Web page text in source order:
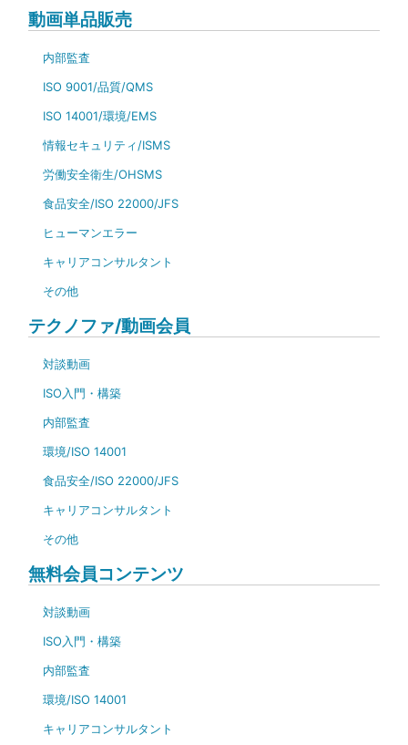
動画単品販売
内部監査
ISO 9001/品質/QMS
ISO 14001/環境/EMS
情報セキュリティ/ISMS
労働安全衛生/OHSMS
食品安全/ISO 22000/JFS
ヒューマンエラー
キャリアコンサルタント
その他
テクノファ/動画会員
対談動画
ISO入門・構築
内部監査
環境/ISO 14001
食品安全/ISO 22000/JFS
キャリアコンサルタント
その他
無料会員コンテンツ
対談動画
ISO入門・構築
内部監査
環境/ISO 14001
キャリアコンサルタント